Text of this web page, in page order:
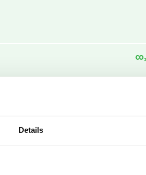
Details